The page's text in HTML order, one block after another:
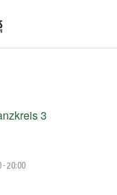
3
-20:00